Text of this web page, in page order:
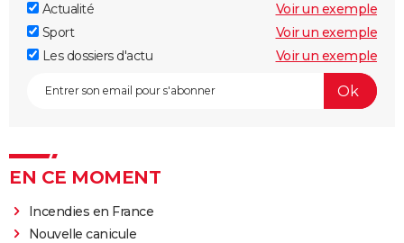
Actualité
Voir un exemple
Sport
Voir un exemple
Les dossiers d'actu
Voir un exemple
EN CE MOMENT
Incendies en France
Nouvelle canicule